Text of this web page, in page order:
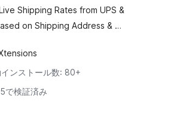
Shipping Rates from UPS &
on Shipping Address & …
ンストール数: 80+
で検証済み